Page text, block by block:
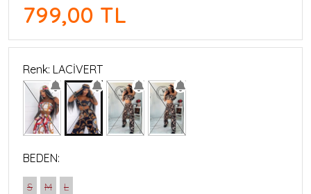
799,00 TL
Renk: LACİVERT
BEDEN:
S M L